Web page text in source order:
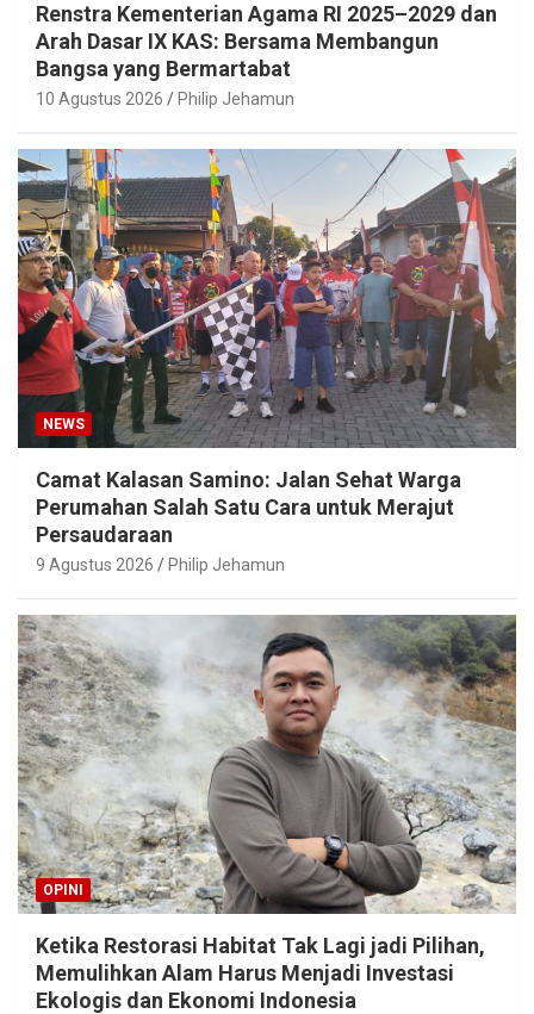
Renstra Kementerian Agama RI 2025–2029 dan
Arah Dasar IX KAS: Bersama Membangun
Bangsa yang Bermartabat
10 Agustus 2026 Philip Jehamun
NEWS
Camat Kalasan Samino: Jalan Sehat Warga
Perumahan Salah Satu Cara untuk Merajut
Persaudaraan
9 Agustus 2026 Philip Jehamun
OPINI
Ketika Restorasi Habitat Tak Lagi jadi Pilihan,
Memulihkan Alam Harus Menjadi Investasi
Ekologis dan Ekonomi Indonesia